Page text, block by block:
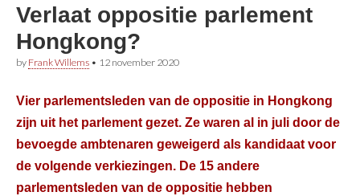
Verlaat oppositie parlement
Hongkong?
by Frank Willems • 12 november 2020
Vier parlementsleden van de oppositie in Hongkong
zijn uit het parlement gezet. Ze waren al in juli door de
bevoegde ambtenaren geweigerd als kandidaat voor
de volgende verkiezingen. De 15 andere
parlementsleden van de oppositie hebben